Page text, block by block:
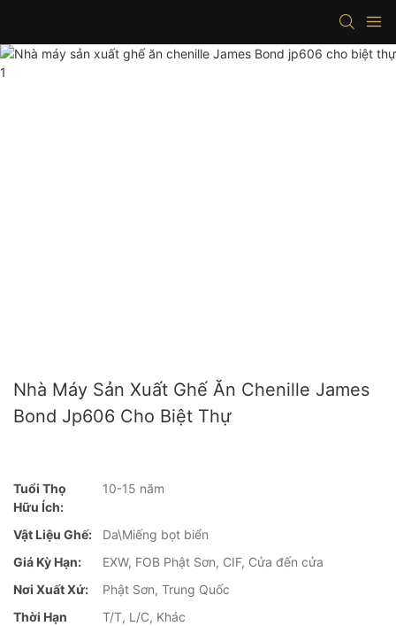
Nhà Máy Sản Xuất Ghế Ăn Chenille James
Bond Jp606 Cho Biệt Thự
Tuổi Thọ
Hữu Ích:
10-15 năm
Vật Liệu Ghế:
Da\Miếng bọt biển
Giá Kỳ Hạn:
EXW, FOB Phật Sơn, CIF, Cửa đến cửa
Nơi Xuất Xứ:
Phật Sơn, Trung Quốc
Thời Hạn
T/T, L/C, Khác